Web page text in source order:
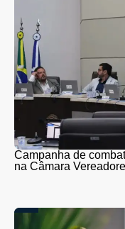
Campanha de
na Câmara